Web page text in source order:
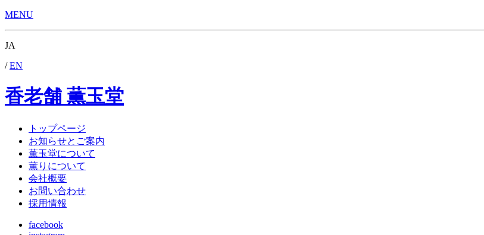
MENU
JA
/ EN
香老舗 薫玉堂
トップページ
お知らせとご案内
薫玉堂について
薫りについて
会社概要
お問い合わせ
採用情報
facebook